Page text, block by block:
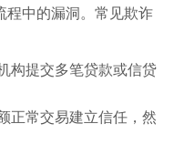
程中的漏洞。常见欺诈
构提交多笔贷款或信贷
正常交易建立信任，然